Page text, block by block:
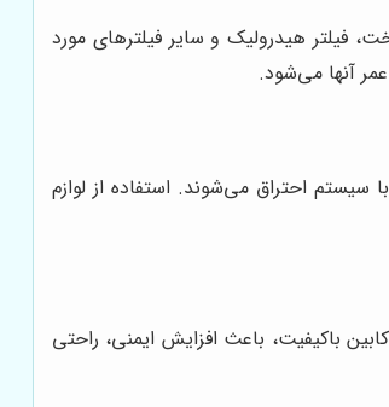
فیلتر هیدرولیک و سایر فیلترهای مورد
آنها می‌شود.
سیستم احتراق می‌شوند. استفاده از لوازم
باکیفیت، باعث افزایش ایمنی، راحتی